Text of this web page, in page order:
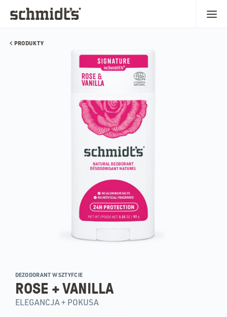
PRODUKTY
DEZODORANT W SZTYFCIE
ROSE + VANILLA
ELEGANCJA + POKUSA